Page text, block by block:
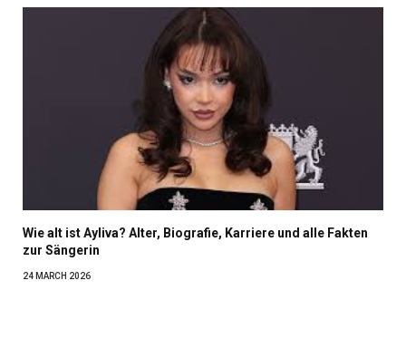
Wie alt ist Ayliva? Alter, Biografie, Karriere und alle Fakten
zur Sängerin
24 MARCH 2026